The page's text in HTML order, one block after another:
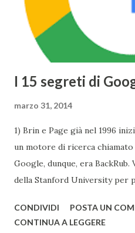
una risoluzione di 2304x1440
ottimizzare ...
I 15 segreti di
marzo 31, 2014
1) Brin e Page già nel 1996
un motore di ricerca
Google, dunque, era
della Stanford University per
all'università. Una pagina del
CONDIVIDI
POSTA UN
CONTINUA A LEGGERE